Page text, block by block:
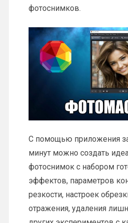
фотоснимков.
С помощью приложения
минут можно создать
фотоснимок с набором
эффектов, параметров
резкости, настроек
отражения, удаления